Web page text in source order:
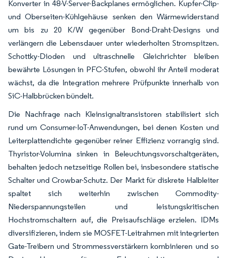
Konverter in 48-V-Server-Backplanes ermöglichen. Kupfer-Clip-
und Oberseiten-Kühlgehäuse senken den Wärmewiderstand
um bis zu 20 K/W gegenüber Bond-Draht-Designs und
verlängern die Lebensdauer unter wiederholten Stromspitzen.
Schottky-Dioden und ultraschnelle Gleichrichter bleiben
bewährte Lösungen in PFC-Stufen, obwohl ihr Anteil moderat
wächst, da die Integration mehrere Prüfpunkte innerhalb von
SiC-Halbbrücken bündelt.
Die Nachfrage nach Kleinsignaltransistoren stabilisiert sich
rund um Consumer-IoT-Anwendungen, bei denen Kosten und
Leiterplattendichte gegenüber reiner Effizienz vorrangig sind.
Thyristor-Volumina sinken in Beleuchtungsvorschaltgeräten,
behalten jedoch netzseitige Rollen bei, insbesondere statische
Schalter und Crowbar-Schutz. Der Markt für diskrete Halbleiter
spaltet sich weiterhin zwischen Commodity-
Niederspannungsteilen und leistungskritischen
Hochstromschaltern auf, die Preisaufschläge erzielen. IDMs
diversifizieren, indem sie MOSFET-Leitrahmen mit integrierten
Gate-Treibern und Strommessverstärkern kombinieren und so